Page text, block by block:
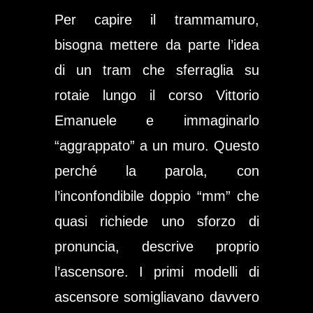
Per capire il trammamuro,
bisogna mettere da parte l’idea
di un tram che sferraglia su
rotaie lungo il corso Vittorio
Emanuele e immaginarlo
“aggrappato” a un muro. Questo
perché la parola, con
l’inconfondibile doppio “mm” che
quasi richiede uno sforzo di
pronuncia, descrive proprio
l’ascensore. I primi modelli di
ascensore somigliavano davvero